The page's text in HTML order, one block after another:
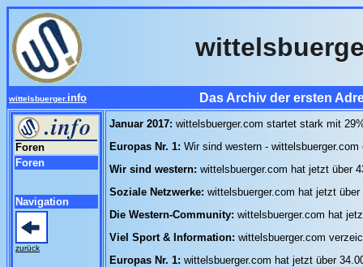
wittelsbuerger. info Das Archiv der ersten
Foren
Foren
Navigation
zurück
Januar 2017: wittelsbuerger.com startet stark mit
Europas Nr. 1: Wir sind western -
Wir sind western: wittelsbuerger.com hat jetzt über
Soziale Netzwerke: wittelsbuerger.com hat jetzt
Die Western-Community: wittelsbuerger.com hat
Viel Sport & Information: wittelsbuerger.com
Europas Nr. 1: wittelsbuerger.com hat jetzt über